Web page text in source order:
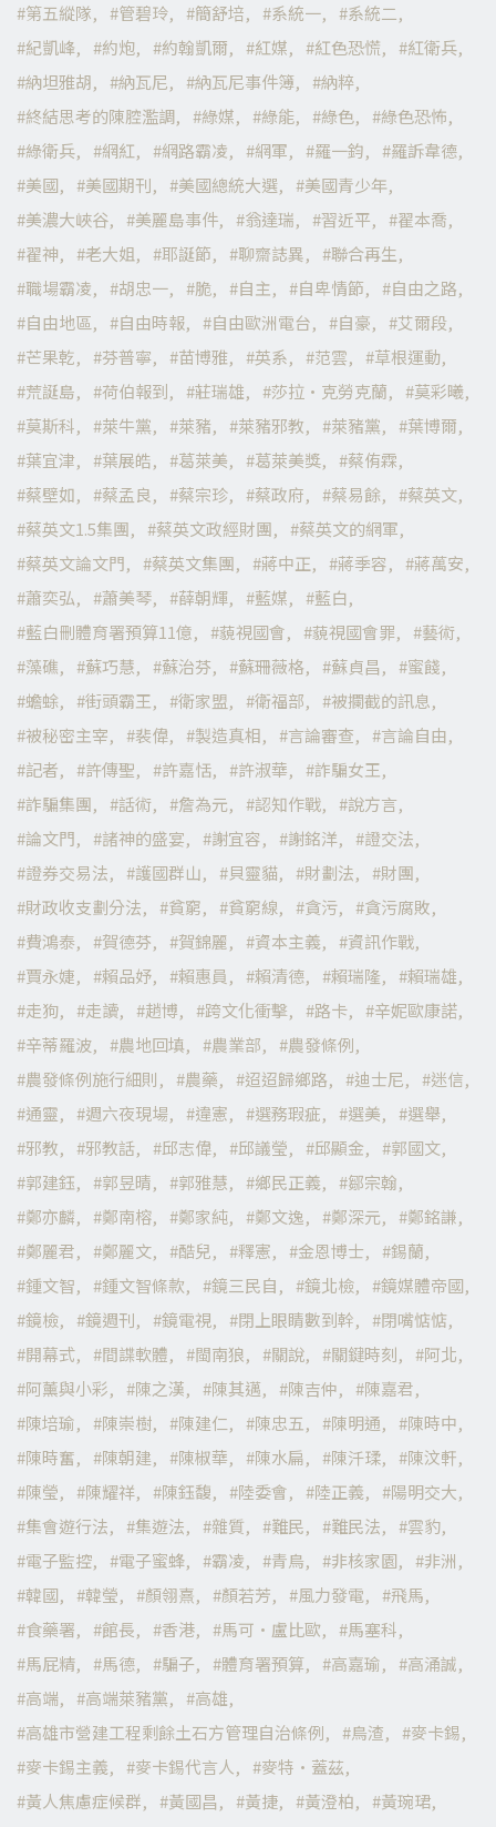
第五縱隊
管碧玲 簡舒培 系統一
系統二
紀凱峰
約炮 約翰凱爾 紅媒 紅色恐慌
紅衛兵
納坦雅胡
納瓦尼 納瓦尼事件簿
納粹
終結思考的陳腔濫調
綠媒 綠能 綠色
綠色恐怖
綠衛兵
網紅 網路霸凌 網軍 羅一鈞
羅訴韋德
美國
美國期刊 美國總統大選
美國青少年
美濃大峽谷
美麗島事件 翁達瑞 習近平
翟本喬
翟神
老大姐 耶誕節 聊齋誌異
聯合再生
職場霸凌
胡忠一 脆 自主 自卑情節
自由之路
自由地區
自由時報 自由歐洲電台 自豪
艾爾段
芒果乾
芬普寧 苗博雅 英系 范雲
草根運動
荒誕島
荷伯報到 莊瑞雄 莎拉·克勞克蘭
莫彩曦
莫斯科
萊牛黨 萊豬 萊豬邪教 萊豬黨
葉博爾
葉宜津
葉展皓 葛萊美 葛萊美獎
蔡侑霖
蔡壁如
蔡孟良 蔡宗珍 蔡政府 蔡易餘
蔡英文
蔡英文1.5集團
蔡英文政經財團
蔡英文的網軍
蔡英文論文門
蔡英文集團 蔣中正 蔣季容
蔣萬安
蕭奕弘
蕭美琴 薛朝輝 藍媒
藍白
藍白刪體育署預算11億
藐視國會 藐視國會罪
藝術
藻礁
蘇巧慧 蘇治芬 蘇珊薇格 蘇貞昌
蜜餞
蟾蜍
街頭霸王 衛家盟 衛福部
被攔截的訊息
被秘密主宰
裴偉 製造真相 言論審查
言論自由
記者
許傳聖 許嘉恬 許淑華
詐騙女王
詐騙集團
話術 詹為元 認知作戰
說方言
論文門
諸神的盛宴 謝宜容 謝銘洋
證交法
證券交易法
護國群山 貝靈貓 財劃法
財團
財政收支劃分法
貧窮 貧窮線 貪污
貪污腐敗
費鴻泰
賀德芬 賀錦麗 資本主義
資訊作戰
賈永婕
賴品妤 賴惠員 賴清德 賴瑞隆
賴瑞雄
走狗
走讀 趙博 跨文化衝擊 路卡
辛妮歐康諾
辛蒂羅波
農地回填 農業部
農發條例
農發條例施行細則
農藥 迢迢歸鄉路 迪士尼
迷信
通靈
週六夜現場 違憲 選務瑕疵 選美
選舉
邪教
邪教話 邱志偉 邱議瑩 邱顯金
郭國文
郭建鈺
郭昱晴 郭雅慧 鄉民正義
鄒宗翰
鄭亦麟
鄭南榕 鄭家純 鄭文逸 鄭深元
鄭銘謙
鄭麗君
鄭麗文 酷兒 釋憲 金恩博士
錫蘭
鍾文智
鍾文智條款 鏡三民自 鏡北檢
鏡媒體帝國
鏡檢
鏡週刊 鏡電視 閉上眼睛數到幹
閉嘴惦惦
開幕式
間諜軟體 閩南狼 關說 關鍵時刻
阿北
阿薰與小彩
陳之漢 陳其邁 陳吉仲
陳嘉君
陳培瑜
陳崇樹 陳建仁 陳忠五 陳明通
陳時中
陳時奮
陳朝建 陳椒華 陳水扁 陳汘瑈
陳汶軒
陳瑩
陳耀祥 陳鈺馥 陸委會 陸正義
陽明交大
集會遊行法
集遊法 雜質 難民 難民法
雲豹
電子監控
電子蜜蜂 霸凌 青鳥 非核家園
非洲
韓國
韓瑩 顏翎熹 顏若芳 風力發電
飛馬
食藥署
館長 香港 馬可·盧比歐
馬塞科
馬屁精
馬德 騙子 體育署預算 高嘉瑜
高涌誠
高端
高端萊豬黨
高雄
高雄市營建工程剩餘土石方管理自治條例
鳥渣
麥卡錫
麥卡錫主義
麥卡錫代言人
麥特·蓋茲
黃人焦慮症候群
黃國昌 黃捷 黃澄柏
黃琬珺